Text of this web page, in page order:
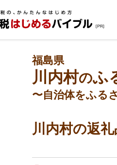
福島県
川内村のふ
〜自治体をふる
川内村の返